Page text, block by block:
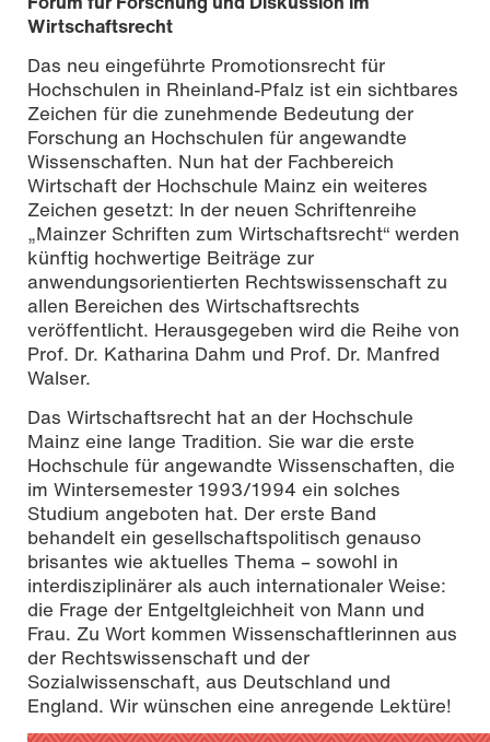
Wirtschaftsrecht
Das neu eingeführte Promotionsrecht für
Hochschulen in Rheinland-Pfalz ist ein sichtbares
Zeichen für die zunehmende Bedeutung der
Forschung an Hochschulen für angewandte
Wissenschaften. Nun hat der Fachbereich
Wirtschaft der Hochschule Mainz ein weiteres
Zeichen gesetzt: In der neuen Schriftenreihe
„Mainzer Schriften zum Wirtschaftsrecht“ werden
künftig hochwertige Beiträge zur
anwendungsorientierten Rechtswissenschaft zu
allen Bereichen des Wirtschaftsrechts
veröffentlicht. Herausgegeben wird die Reihe von
Prof. Dr. Katharina Dahm und Prof. Dr. Manfred
Walser.
Das Wirtschaftsrecht hat an der Hochschule
Mainz eine lange Tradition. Sie war die erste
Hochschule für angewandte Wissenschaften, die
im Wintersemester 1993/1994 ein solches
Studium angeboten hat. Der erste Band
behandelt ein gesellschaftspolitisch genauso
brisantes wie aktuelles Thema – sowohl in
interdisziplinärer als auch internationaler Weise:
die Frage der Entgeltgleichheit von Mann und
Frau. Zu Wort kommen Wissenschaftlerinnen aus
der Rechtswissenschaft und der
Sozialwissenschaft, aus Deutschland und
England. Wir wünschen eine anregende Lektüre!